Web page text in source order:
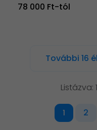
78 000 Ft-tól
További 16
Listázva:
1 2